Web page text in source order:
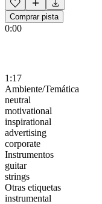
Comprar pista
0:00
1:17
Ambiente/Temática
neutral
motivational
inspirational
advertising
corporate
Instrumentos
guitar
strings
Otras etiquetas
instrumental